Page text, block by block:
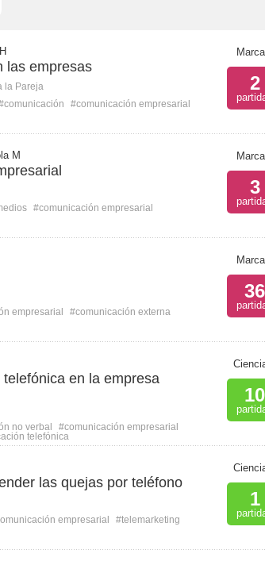
las empresas
la Pareja
#comunicación empresarial
2
M
#comunicación empresarial
3
empresarial
#comunicación externa
36
en la empresa
no verbal
#comunicación empresarial
telefónica
10
las quejas por teléfono
empresarial #telemarketing
1